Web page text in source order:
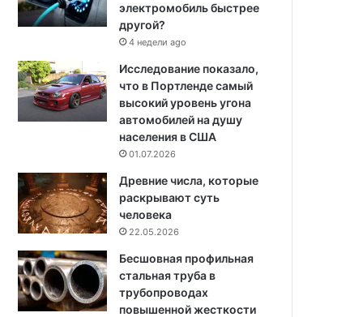
электромобиль быстрее
другой?
4 недели ago
Исследование показало,
что в Портленде самый
высокий уровень угона
автомобилей на душу
населения в США
01.07.2026
Древние числа, которые
раскрывают суть
человека
22.05.2026
Бесшовная профильная
стальная труба в
трубопроводах
повышенной жесткости